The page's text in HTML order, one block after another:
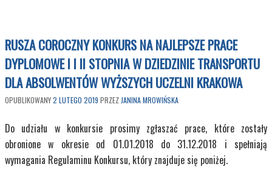
RUSZA COROCZNY KONKURS NA NAJLEPSZE PRACE
DYPLOMOWE I I II STOPNIA W DZIEDZINIE TRANSPORTU
DLA ABSOLWENTÓW WYŻSZYCH UCZELNI KRAKOWA
OPUBLIKOWANY2 LUTEGO 2019 PRZEZ JANINA MROWIŃSKA
Do udziału w konkursie prosimy zgłaszać prace, które zostały
obronione w okresie od 01.01.2018 do 31.12.2018 i spełniają
wymagania Regulaminu Konkursu, który znajduje się poniżej.